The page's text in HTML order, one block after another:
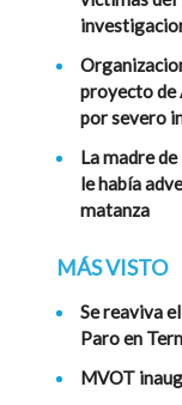
proyecto de
por severo
La madre
le había
matanza
MÁS VISTO
Se reaviva
Paro en
MVOT